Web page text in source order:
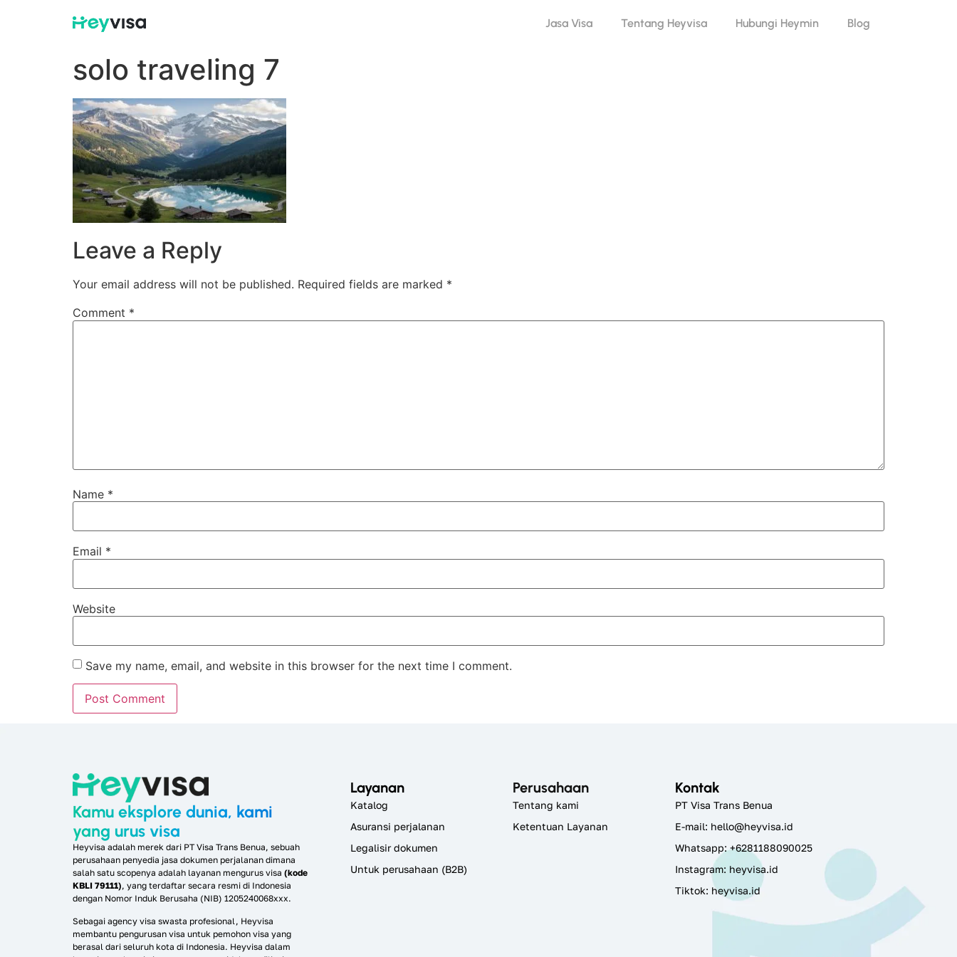
Jasa Visa Tentang Heyvisa Hubungi Heymin Blog
solo traveling 7
Leave a Reply
Your email address will not be published. Required fields are marked *
Comment *
Name *
Email *
Website
Save my name, email, and website in this browser for the next time I comment.
Kamu eksplore dunia, kami
yang urus visa
Heyvisa adalah merek dari PT Visa Trans Benua, sebuah
perusahaan penyedia jasa dokumen perjalanan dimana
salah satu scopenya adalah layanan mengurus visa (kode
KBLI 79111), yang terdaftar secara resmi di Indonesia
dengan Nomor Induk Berusaha (NIB) 1205240068xxx.
Sebagai agency visa swasta profesional, Heyvisa
membantu pengurusan visa untuk pemohon visa yang
berasal dari seluruh kota di Indonesia. Heyvisa dalam
Layanan
Katalog
Asuransi perjalanan
Legalisir dokumen
Untuk perusahaan (B2B)
Perusahaan
Tentang kami
Ketentuan Layanan
Kontak
PT Visa Trans Benua
E-mail: hello@heyvisa.id
Whatsapp: +6281188090025
Instagram: heyvisa.id
Tiktok: heyvisa.id